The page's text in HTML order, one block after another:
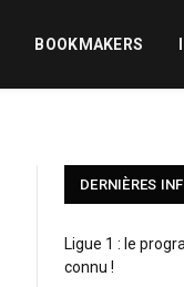
BOOKMAKERS
DERNIÈRES
Ligue 1 : le
connu !